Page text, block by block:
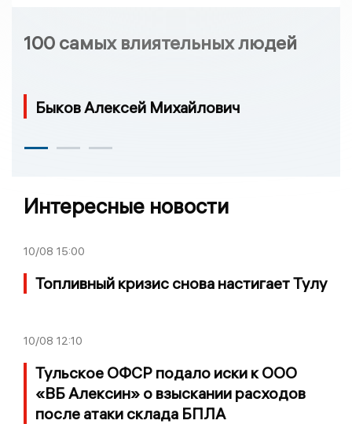
100 самых влиятельных людей
Быков Алексей Михайлович
Интересные новости
10/08 15:00
Топливный кризис снова настигает Тулу
10/08 12:10
Тульское ОФСР подало иски к ООО
«ВБ Алексин» о взыскании расходов
после атаки склада БПЛА